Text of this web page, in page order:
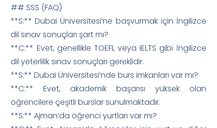
## SSS (FAQ)
**S:** Dubai Üniversitesi’ne başvurmak için İngilizce
dil sınav sonuçları şart mı?
**C:** Evet, genellikle TOEFL veya IELTS gibi İngilizce
dil yeterlilik sınav sonuçları gereklidir.
**S:** Dubai Üniversitesi’nde burs imkanları var mı?
**C:** Evet, akademik başarısı yüksek olan
öğrencilere çeşitli burslar sunulmaktadır.
**S:** Ajman’da öğrenci yurtları var mı?